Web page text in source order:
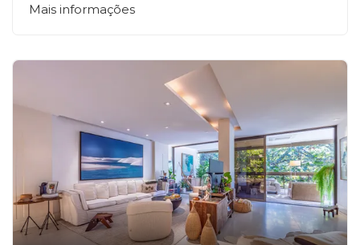
Mais informações